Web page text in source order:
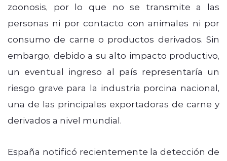
zoonosis, por lo que no se transmite a las
personas ni por contacto con animales ni por
consumo de carne o productos derivados. Sin
embargo, debido a su alto impacto productivo,
un eventual ingreso al país representaría un
riesgo grave para la industria porcina nacional,
una de las principales exportadoras de carne y
derivados a nivel mundial.
España notificó recientemente la detección de